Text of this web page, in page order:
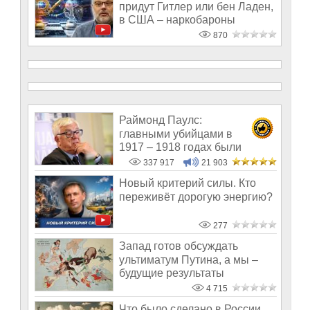
придут Гитлер или бен Ладен,
в США – наркобароны
870
Раймонд Паулс:
главными убийцами в
1917 – 1918 годах были
латыши и евреи, а не русс
337 917 21 903
Новый критерий силы. Кто
переживёт дорогую энергию?
277
Запад готов обсуждать
ультиматум Путина, а мы –
будущие результаты
Большого передел4 715